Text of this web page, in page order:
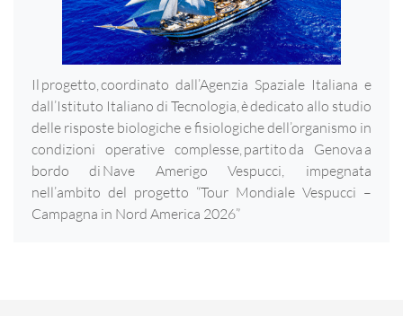
Il progetto, coordinato dall’Agenzia Spaziale Italiana e
dall’Istituto Italiano di Tecnologia, è dedicato allo studio
delle risposte biologiche e fisiologiche dell’organismo in
condizioni operative complesse, partito da Genova a
bordo di Nave Amerigo Vespucci, impegnata
nell’ambito del progetto “Tour Mondiale Vespucci –
Campagna in Nord America 2026”